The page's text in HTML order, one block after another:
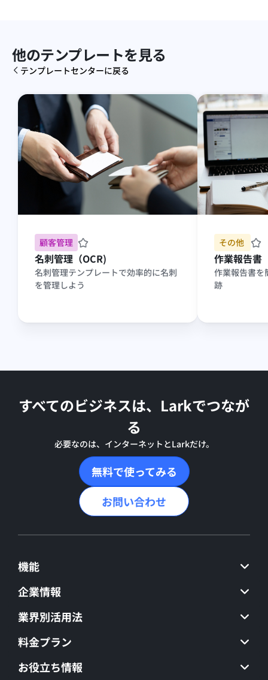
他のテンプレートを見る
テンプレートセンターに戻る
顧客管理
名刺管理（OCR)
名刺管理テンプレートで効率的に名刺
を管理しよう
その他
作業報告書
作業報告書を
跡
すべてのビジネスは、Larkでつなが
る
必要なのは、インターネットとLarkだけ。
無料で使ってみる
お問い合わせ
機能
企業情報
業界別活用法
料金プラン
お役立ち情報